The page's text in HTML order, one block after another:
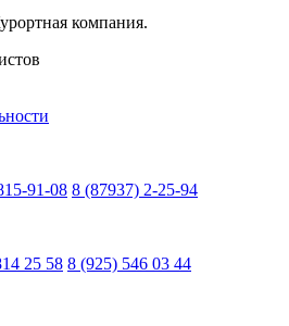
компания.
91-08 8 (87937) 2-25-94
25 58 8 (925) 546 03 44